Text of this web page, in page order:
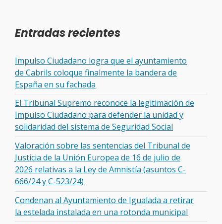
Entradas recientes
Impulso Ciudadano logra que el ayuntamiento
de Cabrils coloque finalmente la bandera de
España en su fachada
El Tribunal Supremo reconoce la legitimación de
Impulso Ciudadano para defender la unidad y
solidaridad del sistema de Seguridad Social
Valoración sobre las sentencias del Tribunal de
Justicia de la Unión Europea de 16 de julio de
2026 relativas a la Ley de Amnistía (asuntos C-
666/24 y C-523/24)
Condenan al Ayuntamiento de Igualada a retirar
la estelada instalada en una rotonda municipal